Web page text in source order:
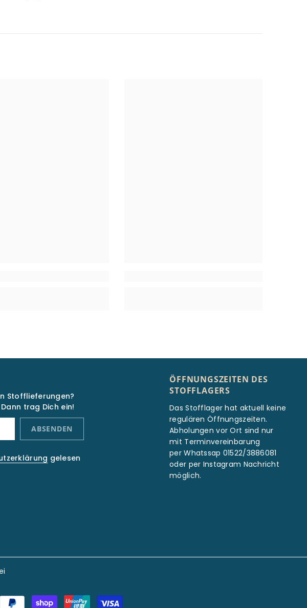
Stofflieferungen?
trag Dich ein!
ABSENDEN
gelesen
ÖFFNUNGSZEITEN DES
STOFFLAGERS
Das Stofflager hat aktuell keine
regulären Öffnungszeiten.
Abholungen vor Ort sind nur
mit Terminvereinbarung
per Whatssap 01522/3886081
oder per Instagram Nachricht
möglich.